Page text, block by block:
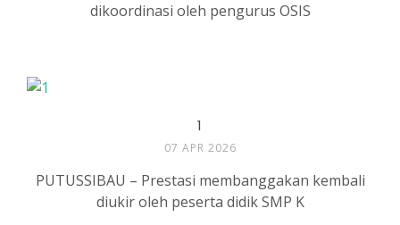
dikoordinasi oleh pengurus OSIS
1
07 APR 2026
PUTUSSIBAU – Prestasi membanggakan kembali
diukir oleh peserta didik SMP K